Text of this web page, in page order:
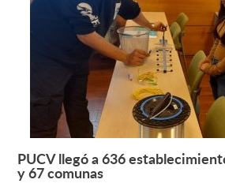
PUCV llegó a 636
y 67 comunas